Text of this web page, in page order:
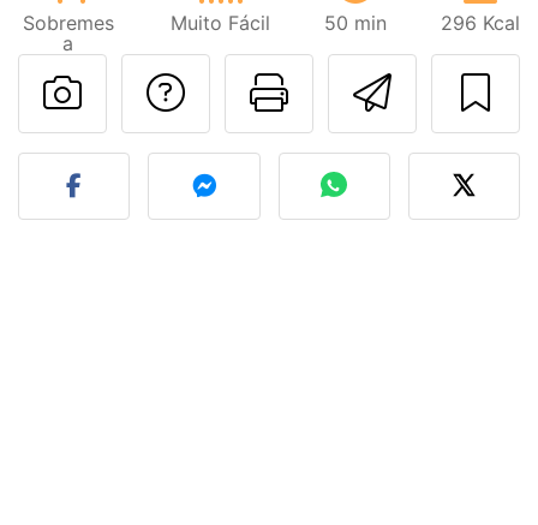
Sobremes
a
Muito Fácil 50 min 296 Kcal
Imprima
Falar com o autor
Fez esta receita?